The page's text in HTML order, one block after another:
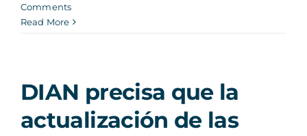
Comments
Read More
DIAN precisa que la
actualización de las